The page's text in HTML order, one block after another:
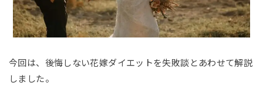
今回は、後悔しない花嫁ダイエットを失敗談とあわせて解説
しました。